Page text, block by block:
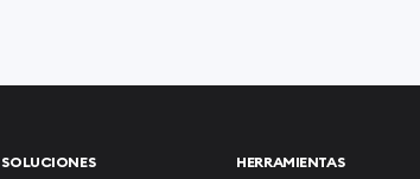
SOLUCIONES HERRAMIENTAS